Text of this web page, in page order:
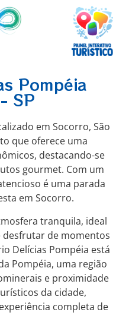
Pompéia
SP
em Socorro, São
que oferece uma
destacando-se
gourmet. Com um
é uma parada
em Socorro.
tranquila, ideal
de momentos
Delícias Pompéia está
Pompéia, uma região
e proximidade
da cidade,
completa de